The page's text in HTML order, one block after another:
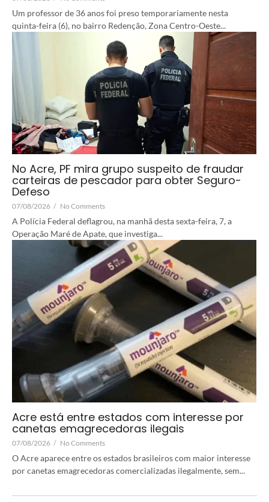
Um professor de 36 anos foi preso temporariamente nesta
quinta-feira (6), no bairro Redenção, Zona Centro-Oeste...
No Acre, PF mira grupo suspeito de fraudar
carteiras de pescador para obter Seguro-
Defeso
07/08/2026 / No Comments
A Polícia Federal deflagrou, na manhã desta sexta-feira, 7, a
Operação Maré de Apate, que investiga...
Acre está entre estados com interesse por
canetas emagrecedoras ilegais
07/08/2026 / No Comments
O Acre aparece entre os estados brasileiros com maior interesse
por canetas emagrecedoras comercializadas ilegalmente, sem...